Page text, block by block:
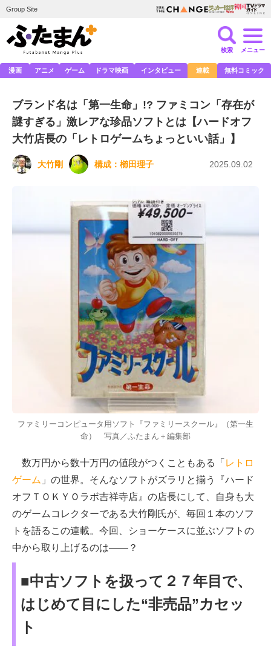
Group Site
検索 メニュー
漫画 アニメ ゲーム ドラマ映画 インタビュー 連載 無料コミック
ブランド名は「第一生命」!? ファミコン「存在が
謎すぎる」激レアな珍品ソフトとは【ハードオフ
大竹店長の「レトロゲームちょっといい話」】
大竹剛 構成： 櫛田理子 2025.09.02
ファミリーコンピュータ用ソフト『ファミリースクール』（第一生
命） 写真／ふたまん＋編集部
数万円から数十万円の値段がつくこともある「 レトロ
ゲーム 」の世界。そんなソフトがズラリと揃う『ハード
オフＴＯＫＹＯラボ吉祥寺店』の店長にして、自身も大
のゲームコレクターである大竹剛氏が、毎回１本のソフ
トを語るこの連載。今回、ショーケースに並ぶソフトの
中から取り上げるのは——？
■中古ソフトを扱って２７年目で、
はじめて目にした“非売品”カセッ
ト